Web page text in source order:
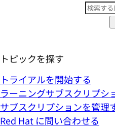
トピックを探す
トライアルを開始する
ラーニングサブスクリプシ
サブスクリプションを管理
Red Hat に問い合わせる